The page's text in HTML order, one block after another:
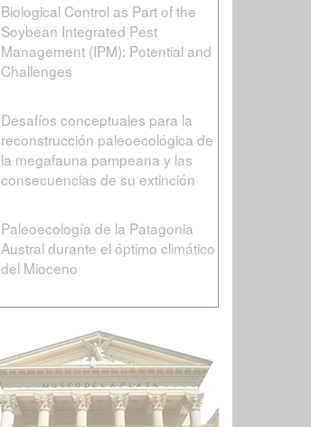
Biological Control as Part of the
Soybean Integrated Pest
Management (IPM): Potential and
Challenges
Desafíos conceptuales para la
reconstrucción paleoecológica de
la megafauna pampeana y las
consecuencias de su extinción
Paleoecología de la Patagonia
Austral durante el óptimo climático
del Mioceno